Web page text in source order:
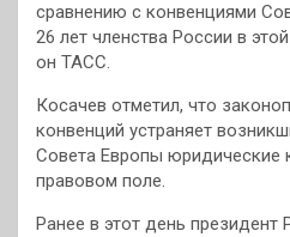
сравнению с конвенциями
26 лет членства России в
он ТАСС.
Косачев отметил, что
конвенций устраняет
Совета Европы юридические
правовом поле.
Ранее в этот день